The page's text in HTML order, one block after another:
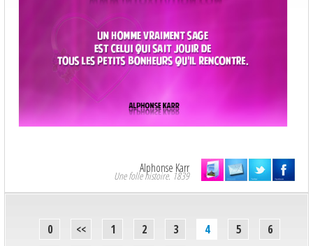
Alphonse Karr
Une folle histoire. 1839
0 << 1 2 3 4 5
6